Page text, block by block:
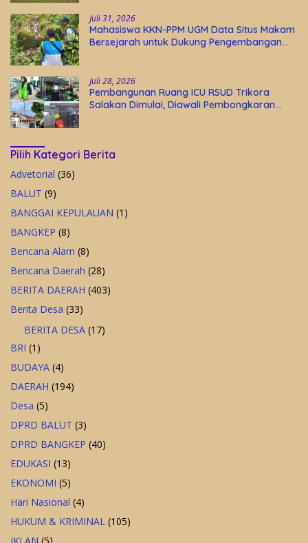
Juli 31, 2026
Mahasiswa KKN-PPM UGM Data Situs Makam
Bersejarah untuk Dukung Pengembangan
Juli 28, 2026
Pembangunan Ruang ICU RSUD Trikora
Salakan Dimulai, Diawali Pembongkaran
Pilih Kategori Berita
Advetorial (36)
BALUT (9)
BANGGAI KEPULAUAN (1)
BANGKEP (8)
Bencana Alam (8)
Bencana Daerah (28)
BERITA DAERAH (403)
Berita Desa (33)
BERITA DESA (17)
BRI (1)
BUDAYA (4)
DAERAH (194)
Desa (5)
DPRD BALUT (3)
DPRD BANGKEP (40)
EDUKASI (13)
EKONOMI (5)
Hari Nasional (4)
HUKUM & KRIMINAL (105)